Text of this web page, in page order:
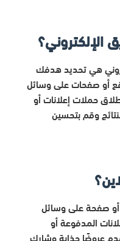
الإلكتروني؟
هي تحديد هدفك
أو صفحات على وسائل
حملات إعلانات أو
وقم بتحسين
أو صفحة على وسائل
المدفوعة أو
عروضًا جذابة وشارك